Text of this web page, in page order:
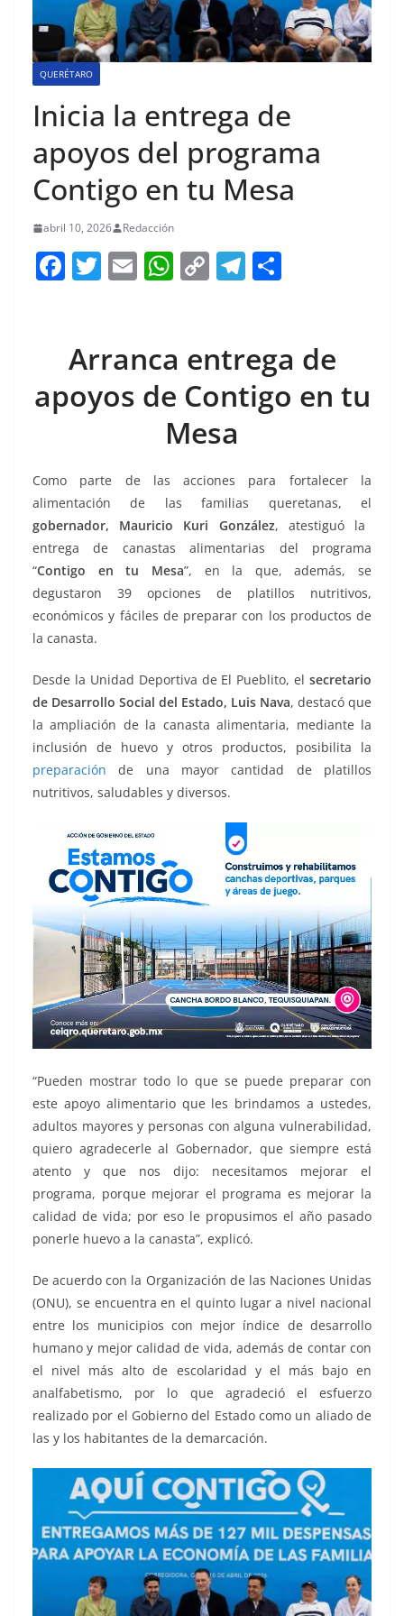
QUERÉTARO
Inicia la entrega de
apoyos del programa
Contigo en tu Mesa
abril 10, 2026 Redacción
F
e
b
o
k
T
er
E
l
W
s
A
p
p
C
y
Li
n
k
T
gr
a
m
e
Arranca entrega de
apoyos de Contigo en tu
Mesa
Como parte de las acciones para fortalecer la
alimentación de las familias queretanas, el
gobernador, Mauricio Kuri González, atestiguó la
entrega de canastas alimentarias del programa
“Contigo en tu Mesa”, en la que, además, se
degustaron 39 opciones de platillos nutritivos,
económicos y fáciles de preparar con los productos de
la canasta.
Desde la Unidad Deportiva de El Pueblito, el secretario
de Desarrollo Social del Estado, Luis Nava, destacó que
la ampliación de la canasta alimentaria, mediante la
inclusión de huevo y otros productos, posibilita la
preparación de una mayor cantidad de platillos
nutritivos, saludables y diversos.
“Pueden mostrar todo lo que se puede preparar con
este apoyo alimentario que les brindamos a ustedes,
adultos mayores y personas con alguna vulnerabilidad,
quiero agradecerle al Gobernador, que siempre está
atento y que nos dijo: necesitamos mejorar el
programa, porque mejorar el programa es mejorar la
calidad de vida; por eso le propusimos el año pasado
ponerle huevo a la canasta”, explicó.
De acuerdo con la Organización de las Naciones Unidas
(ONU), se encuentra en el quinto lugar a nivel nacional
entre los municipios con mejor índice de desarrollo
humano y mejor calidad de vida, además de contar con
el nivel más alto de escolaridad y el más bajo en
analfabetismo, por lo que agradeció el esfuerzo
realizado por el Gobierno del Estado como un aliado de
las y los habitantes de la demarcación.